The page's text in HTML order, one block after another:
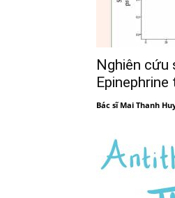
Nghiên cứu
Bác sĩ Mai Thanh